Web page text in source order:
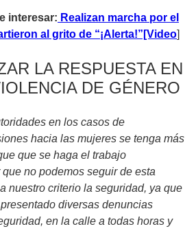
interesar: Realizan marcha por el
al grito de “¡Alerta!”[Video]
LA RESPUESTA EN
DE GÉNERO
en los casos de
hacia las mujeres se tenga más
que se haga el trabajo
no podemos seguir de esta
nuestro criterio la seguridad, ya que
diversas denuncias
en la calle a todas horas y